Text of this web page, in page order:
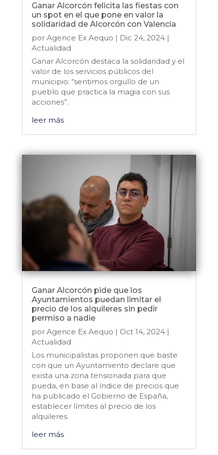
Ganar Alcorcón felicita las fiestas con
un spot en el que pone en valor la
solidaridad de Alcorcón con Valencia
por Agence Ex Aequo | Dic 24, 2024|
Actualidad
Ganar Alcorcón destaca la solidaridad y el
valor de los servicios públicos del
municipio: “sentimos orgullo de un
pueblo que practica la magia con sus
acciones”.
leer más
Ganar Alcorcón pide que los
Ayuntamientos puedan limitar el
precio de los alquileres sin pedir
permiso a nadie
por Agence Ex Aequo | Oct 14, 2024|
Actualidad
Los municipalistas proponen que baste
con que un Ayuntamiento declare que
exista una zona tensionada para que
pueda, en base al índice de precios que
ha publicado el Gobierno de España,
establecer límites al precio de los
alquileres.
leer más